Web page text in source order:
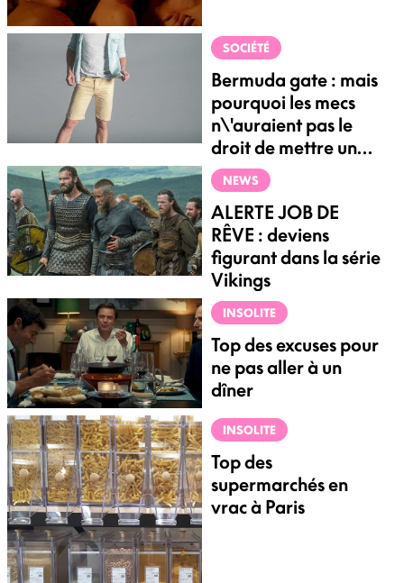
SOCIÉTÉ
Bermuda gate : mais
pourquoi les mecs
n\'auraient pas le
droit de mettre un
bermuda au travail ?
NEWS
ALERTE JOB DE
RÊVE : deviens
figurant dans la série
Vikings
INSOLITE
Top des excuses pour
ne pas aller à un
dîner
INSOLITE
Top des
supermarchés en
vrac à Paris